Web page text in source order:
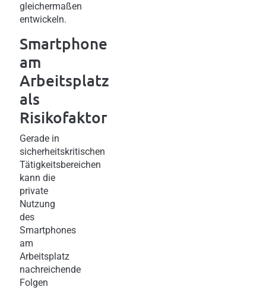
gleichermaßen
entwickeln.
Smartphone
am
Arbeitsplatz
als
Risikofaktor
Gerade in
sicherheitskritischen
Tätigkeitsbereichen
kann die
private
Nutzung
des
Smartphones
am
Arbeitsplatz
nachreichende
Folgen